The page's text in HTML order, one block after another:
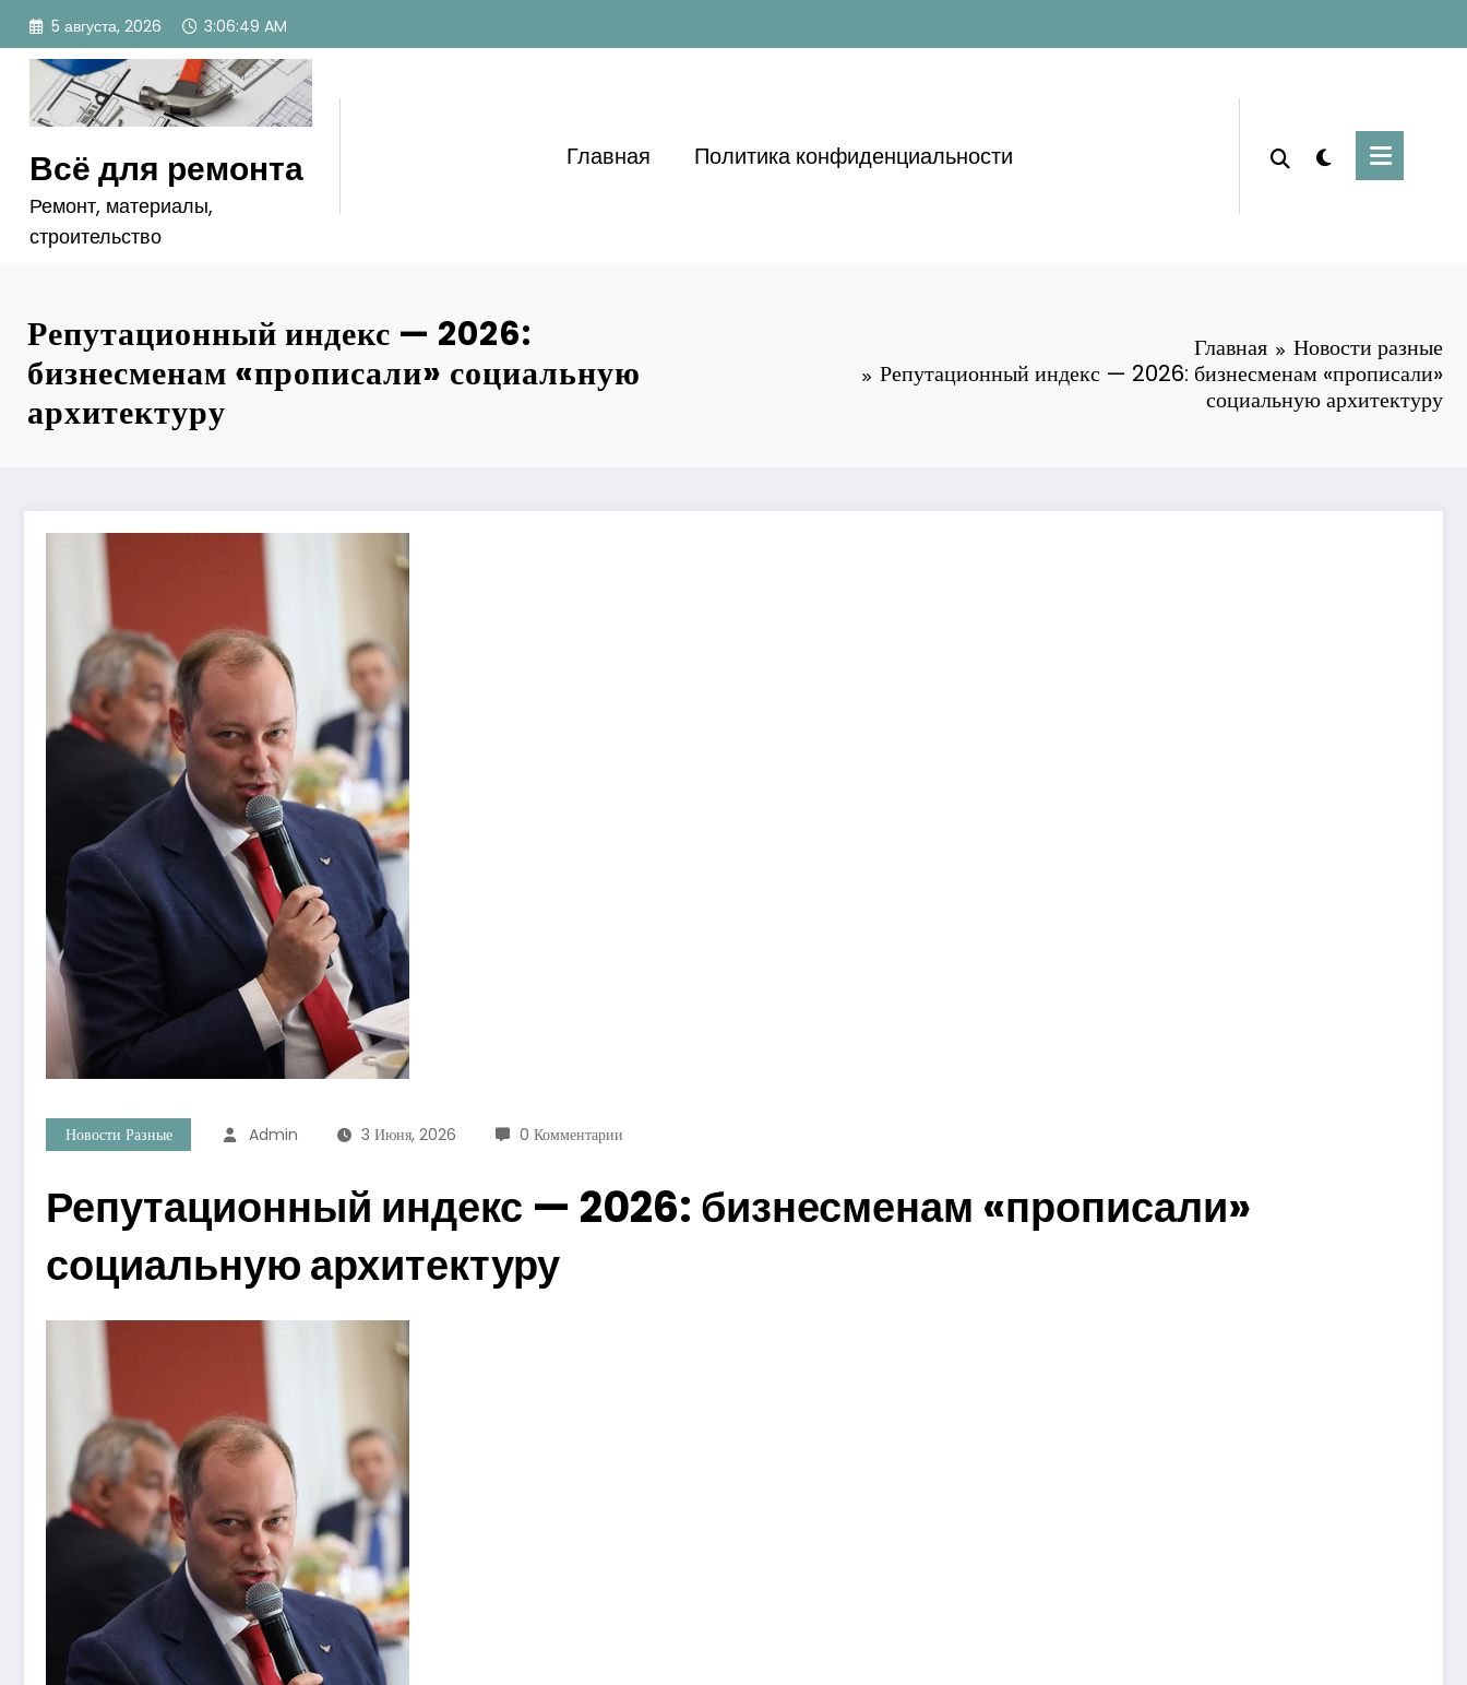
Перейти
содержимому
5 августа, 2026 3:06:50 AM
Всё для ремонта
Ремонт, материалы,
строительство
Главная Политика конфиденциальности
Репутационный индекс — 2026:
бизнесменам «прописали» социальную
архитектуру
Главная
Новости разные
Репутационный индекс — 2026: бизнесменам «прописали»
социальную архитектуру
Новости Разные Admin 3 Июня, 2026 0 Комментарии
Репутационный индекс — 2026: бизнесменам «прописали»
социальную архитектуру